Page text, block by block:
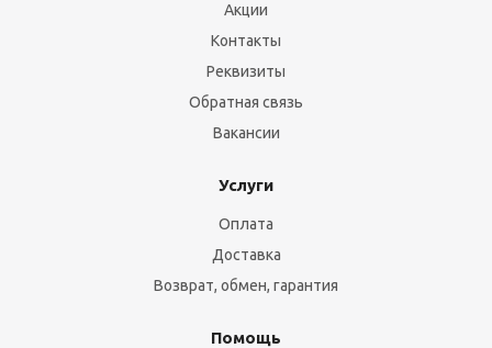
Акции
Контакты
Реквизиты
Обратная связь
Вакансии
Услуги
Оплата
Доставка
Возврат, обмен, гарантия
Помощь